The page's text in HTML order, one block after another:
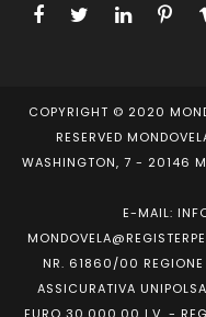
COPYRIGHT © 2020
RESERVED
WASHINGTON, 7 - 20146
E-MAIL:
NR. 61860/00
ASSICURATIVA
EURO 30.000,00 I.V. -